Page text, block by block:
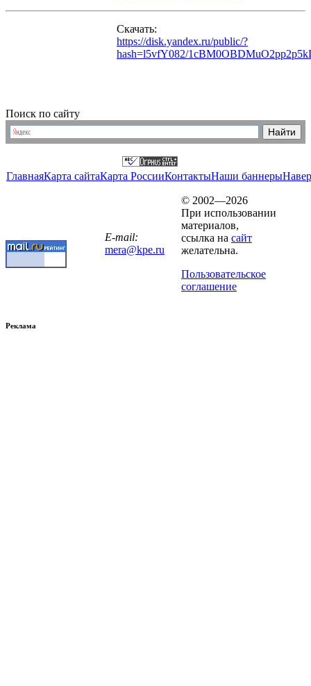
Скачать:
https://disk.yandex.ru/public/?
hash=l5vfY082/
Поиск по сайту
ГлавнаяКарта сайтаКарта РоссииКонтактыНаши баннеры
E-mail:
mera@kpe.ru
© 2002—2026
При использовании
материалов,
ссылка на сайт
желательна.
Пользовательское
соглашение
Реклама